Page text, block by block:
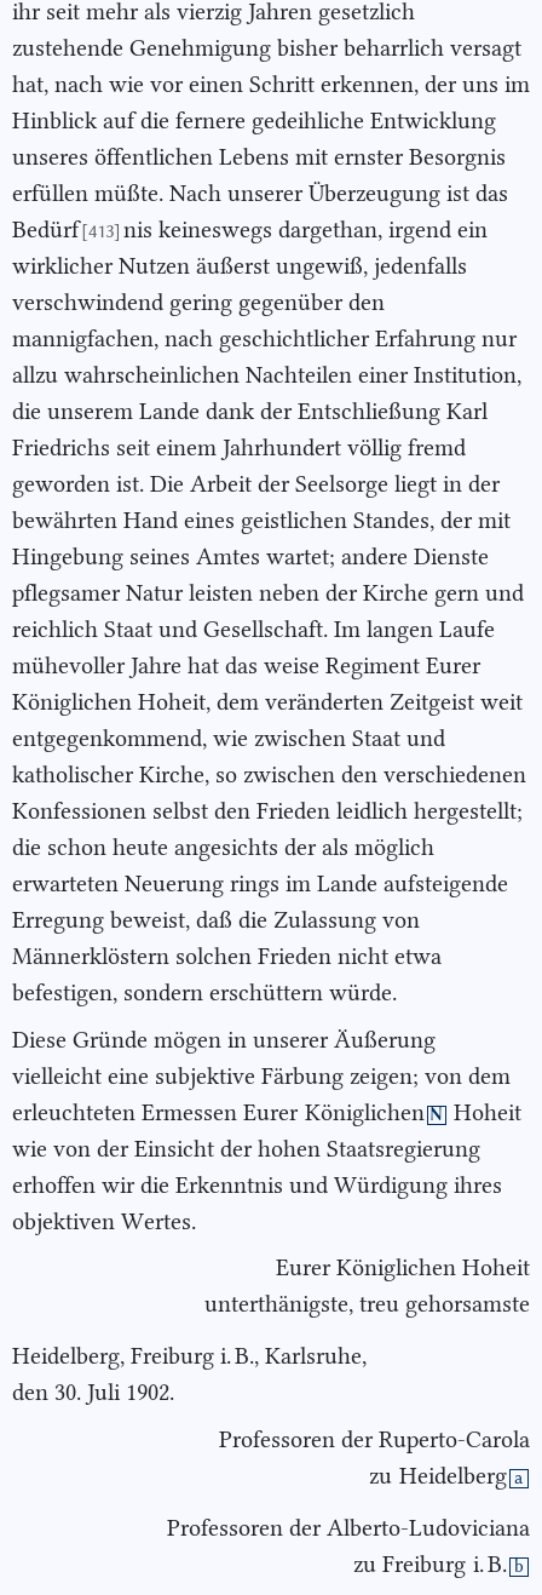
ihr seit mehr als vierzig Jahren gesetzlich
zustehende Genehmigung bisher beharrlich versagt
hat, nach wie vor einen Schritt erkennen, der uns im
Hinblick auf die fernere gedeihliche Entwicklung
unseres öffentlichen Lebens mit ernster Besorgnis
erfüllen müßte. Nach unserer Überzeugung ist das
Bedürf[413] nis keineswegs dargethan, irgend ein
wirklicher Nutzen äußerst ungewiß, jedenfalls
verschwindend gering gegenüber den
mannigfachen, nach geschichtlicher Erfahrung nur
allzu wahrscheinlichen Nachteilen einer Institution,
die unserem Lande dank der Entschließung Karl
Friedrichs seit einem Jahrhundert völlig fremd
geworden ist. Die Arbeit der Seelsorge liegt in der
bewährten Hand eines geistlichen Standes, der mit
Hingebung seines Amtes wartet; andere Dienste
pflegsamer Natur leisten neben der Kirche gern und
reichlich Staat und Gesellschaft. Im langen Laufe
mühevoller Jahre hat das weise Regiment Eurer
Königlichen Hoheit, dem veränderten Zeitgeist weit
entgegenkommend, wie zwischen Staat und
katholischer Kirche, so zwischen den verschiedenen
Konfessionen selbst den Frieden leidlich hergestellt;
die schon heute angesichts der als möglich
erwarteten Neuerung rings im Lande aufsteigende
Erregung beweist, daß die Zulassung von
Männerklöstern solchen Frieden nicht etwa
befestigen, sondern erschüttern würde.
Diese Gründe mögen in unserer Äußerung
vielleicht eine subjektive Färbung zeigen; von dem
erleuchteten Ermessen Eurer Königlichen N Hoheit
wie von der Einsicht der hohen Staatsregierung
erhoffen wir die Erkenntnis und Würdigung ihres
objektiven Wertes.
Eurer Königlichen Hoheit
unterthänigste, treu gehorsamste
Heidelberg, Freiburg i. B., Karlsruhe,
den 30. Juli 1902.
Professoren der Ruperto-Carola
zu Heidelberg a
Professoren der Alberto-Ludoviciana
zu Freiburg i. B. b